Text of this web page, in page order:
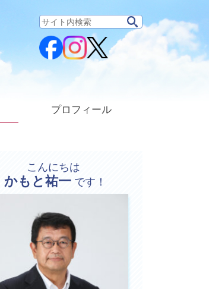
サ
ト
内
検
プロフィール
こんにちは
プ
ロ
かもと祐一 です！